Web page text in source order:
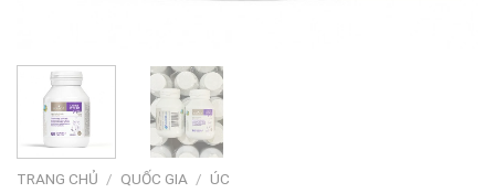
TRANG CHỦ / QUỐC GIA / ÚC